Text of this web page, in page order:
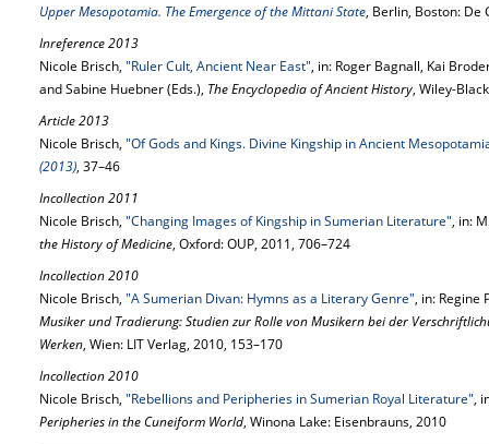
Upper Mesopotamia. The Emergence of the Mittani State, Berlin, Boston: De
Inreference 2013
Nicole Brisch, "Ruler Cult, Ancient Near East", in: Roger Bagnall, Kai
and Sabine Huebner (Eds.), The Encyclopedia of Ancient History, Wiley-
Article 2013
Nicole Brisch, "Of Gods and Kings. Divine Kingship in Ancient
(2013), 37–46
Incollection 2011
Nicole Brisch, "Changing Images of Kingship in Sumerian Literature", in:
the History of Medicine, Oxford: OUP, 2011, 706–724
Incollection 2010
Nicole Brisch, "A Sumerian Divan: Hymns as a Literary Genre", in: Regine
Musiker und Tradierung: Studien zur Rolle von Musikern bei der
Werken, Wien: LIT Verlag, 2010, 153–170
Incollection 2010
Nicole Brisch, "Rebellions and Peripheries in Sumerian Royal Literature",
Peripheries in the Cuneiform World, Winona Lake: Eisenbrauns, 2010